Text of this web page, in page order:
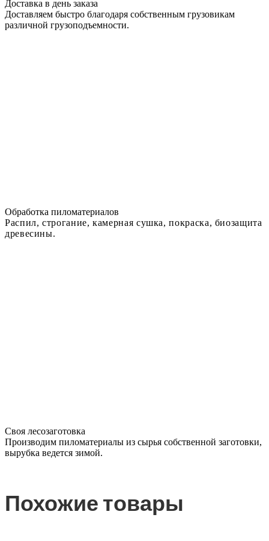
Доставка в день заказа
Доставляем быстро благодаря собственным грузовикам
различной грузоподъемности.
Обработка пиломатериалов
Распил, строгание, камерная сушка, покраска, биозащита
древесины.
Своя лесозаготовка
Производим пиломатериалы из сырья собственной заготовки,
вырубка ведется зимой.
Похожие товары